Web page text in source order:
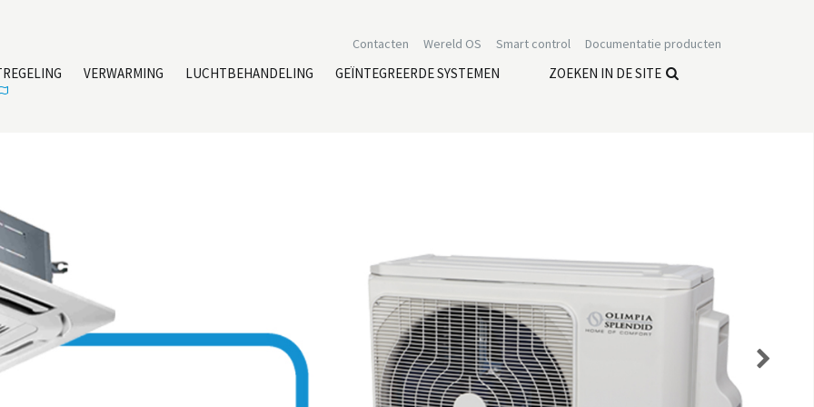
Documentatie producten
Smart control
Wereld OS
Contacten
VERWARMING LUCHTBEHANDELING GEÏNTEGREERDE SYSTEMEN
ZOEKEN IN DE SITE